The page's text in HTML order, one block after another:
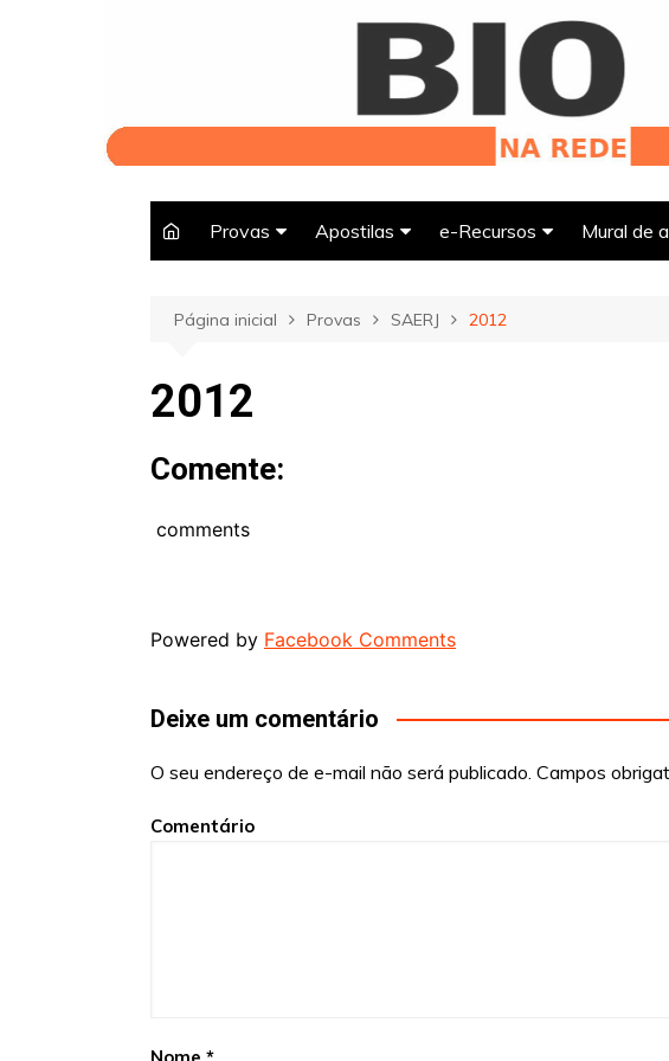
Provas Apostilas e-Recursos Mural de
Página inicial Provas SAERJ 2012
2012
Comente:
comments
Powered by Facebook Comments
Deixe um comentário
O seu endereço de e-mail não será publicado. Campos
Comentário